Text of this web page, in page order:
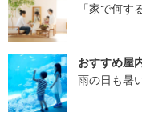
「家で何
おすすめ屋
雨の日も暑